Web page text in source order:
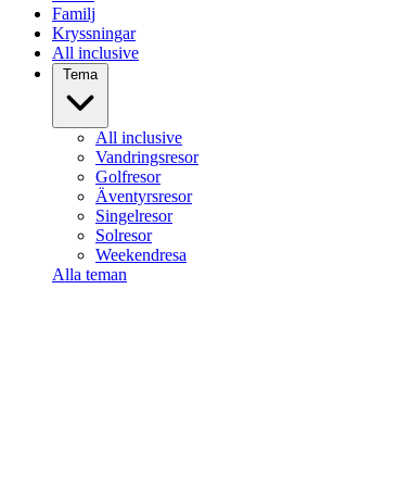
Familj
Kryssningar
All inclusive
Tema
All inclusive
Vandringsresor
Golfresor
Äventyrsresor
Singelresor
Solresor
Weekendresa
Alla teman